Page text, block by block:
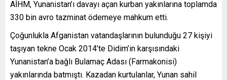
AİHM, Yunanistan’ı davayı açan kurban yakınlarına toplamda
330 bin avro tazminat ödemeye mahkum etti.
Çoğunlukla Afganistan vatandaşlarının bulunduğu 27 kişiyi
taşıyan tekne Ocak 2014’te Didim’in karşısındaki
Yunanistan’a bağlı Bulamaç Adası (Farmakonisi)
yakınlarında batmıştı. Kazadan kurtulanlar, Yunan sahil